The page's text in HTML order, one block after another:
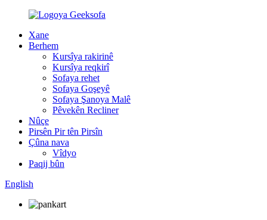
Xane
Berhem
Kursîya rakirinê
Kursîya reqkirî
Sofaya rehet
Sofaya Goşeyê
Sofaya Şanoya Malê
Pêvekên Recliner
Nûçe
Pirsên Pir tên Pirsîn
Çûna nava
Vîdyo
Paqij bûn
English